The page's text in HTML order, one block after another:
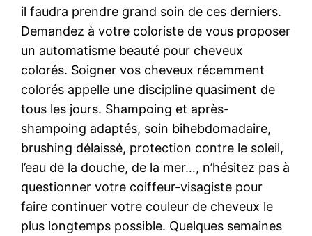
il faudra prendre grand soin de ces derniers.
Demandez à votre coloriste de vous proposer
un automatisme beauté pour cheveux
colorés. Soigner vos cheveux récemment
colorés appelle une discipline quasiment de
tous les jours. Shampoing et après-
shampoing adaptés, soin bihebdomadaire,
brushing délaissé, protection contre le soleil,
l’eau de la douche, de la mer…, n’hésitez pas à
questionner votre coiffeur-visagiste pour
faire continuer votre couleur de cheveux le
plus longtemps possible. Quelques semaines